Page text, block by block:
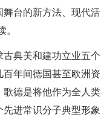
台的新方法、现代活
典美和建功立业五个
年间德国甚至欧洲资
德是将他作为全人类
进常识分子典型形象